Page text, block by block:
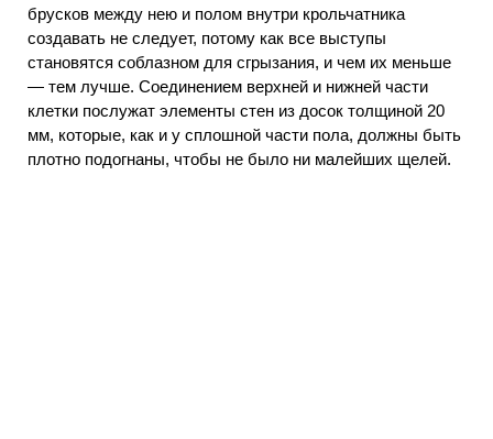
брусков между нею и полом внутри крольчатника
создавать не следует, потому как все выступы
становятся соблазном для сгрызания, и чем их меньше
— тем лучше. Соединением верхней и нижней части
клетки послужат элементы стен из досок толщиной 20
мм, которые, как и у сплошной части пола, должны быть
плотно подогнаны, чтобы не было ни малейших щелей.